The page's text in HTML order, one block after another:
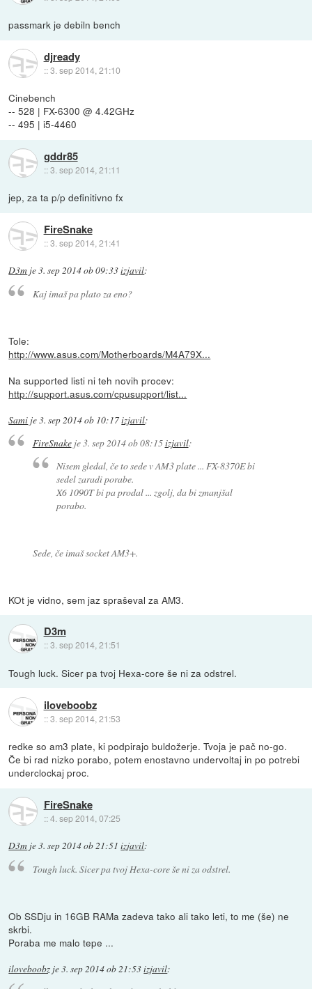
passmark je debiln bench
djready
::3. sep 2014, 21:10
Cinebench
-- 528 | FX-6300 @ 4.42GHz
-- 495 | i5-4460
gddr85
::3. sep 2014, 21:11
jep, za ta p/p definitivno fx
FireSnake
::3. sep 2014, 21:41
D3m je3. sep 2014 ob 09:33izjavil:
Kaj imaš pa plato za eno?
Tole:
http://www.asus.com/Motherboards/M4A79X...
Na supported listi ni teh novih procev:
http://support.asus.com/cpusupport/list...
Sami je3. sep 2014 ob 10:17izjavil:
FireSnakeje3. sep 2014 ob 08:15izjavil:
Nisem gledal, če to sede v AM3 plate ... FX-8370E bi
sedel zaradi porabe.
X6 1090T bi pa prodal ... zgolj, da bi zmanjšal
porabo.
Sede, če imaš socket AM3+.
KOt je vidno, sem jaz spraševal za AM3.
D3m
::3. sep 2014, 21:51
Tough luck. Sicer pa tvoj Hexa-core še ni za odstrel.
iloveboobz
::3. sep 2014, 21:53
redke so am3 plate, ki podpirajo buldožerje. Tvoja je pač no-go.
Če bi rad nizko porabo, potem enostavno undervoltaj in po potrebi
underclockaj proc.
FireSnake
::4. sep 2014, 07:25
D3m je3. sep 2014 ob 21:51 izjavil:
Tough luck. Sicer pa tvoj Hexa-core še ni za odstrel.
Ob SSDju in 16GB RAMa zadeva tako ali tako leti, to me (še) ne
skrbi.
Poraba me malo tepe ...
iloveboobz je3. sep 2014 ob 21:53izjavil: